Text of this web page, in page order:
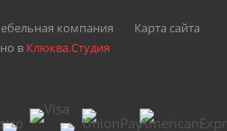
компания
Карта сайта
в Клюква.Студия